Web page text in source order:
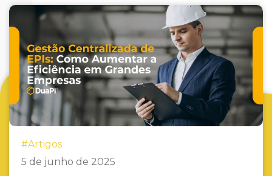
#Artigos
5 de junho de 2025